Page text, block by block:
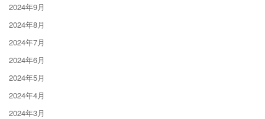
2024年9月
2024年8月
2024年7月
2024年6月
2024年5月
2024年4月
2024年3月